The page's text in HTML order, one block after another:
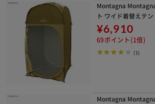
Montagna
ト ワイド着替えテ
¥6,910
69ポイント(1倍)
(1)
Montagna